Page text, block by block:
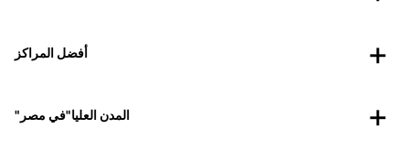
أفضل المراكز
"المدن العليا"في مصر